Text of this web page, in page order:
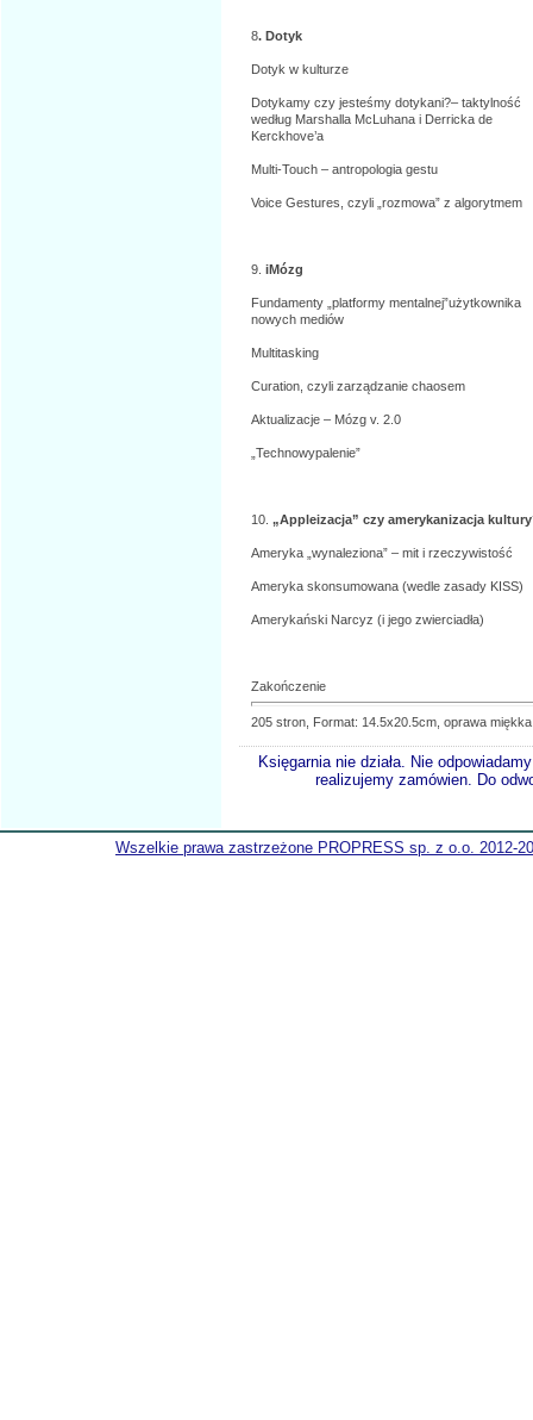
8. Dotyk
Dotyk w kulturze
Dotykamy czy jesteśmy dotykani?– taktylność
według Marshalla McLuhana i Derricka de
Kerckhove’a
Multi-Touch – antropologia gestu
Voice Gestures, czyli „rozmowa” z algorytmem
9. iMózg
Fundamenty „platformy mentalnej”użytkownika
nowych mediów
Multitasking
Curation, czyli zarządzanie chaosem
Aktualizacje – Mózg v. 2.0
„Technowypalenie”
10. „Appleizacja” czy amerykanizacja
Ameryka „wynaleziona” – mit i rzeczywistość
Ameryka skonsumowana (wedle zasady KISS)
Amerykański Narcyz (i jego zwierciadła)
Zakończenie
205 stron, Format: 14.5x20.5cm, oprawa miękka
Księgarnia nie działa. Nie
realizujemy zamówien. Do
Wszelkie prawa zastrzeżone PROPRESS sp. z o.o. 2012-